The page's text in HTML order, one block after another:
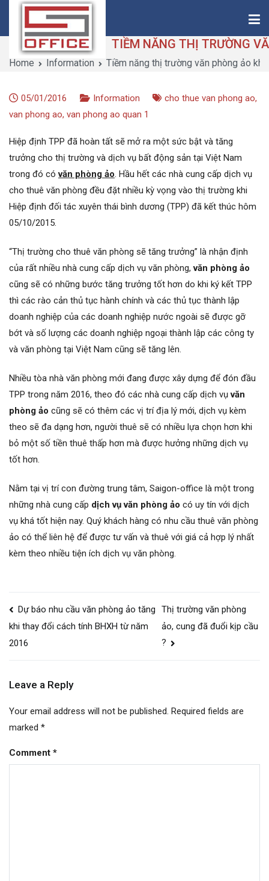
content
Saigon-Office
Saving Is Solution
Home Information Tiềm năng thị trường văn phòng ảo khi
05/01/2016 Information cho thue van phong ao,
van phong ao, van phong ao quan 1
Hiệp định TPP đã hoàn tất sẽ mở ra một sức bật và tăng
trưởng cho thị trường và dịch vụ bất động sản tại Việt Nam
trong đó cóvăn phòng ảo. Hầu hết các nhà cung cấp dịch vụ
cho thuê văn phòng đều đặt nhiều kỳ vọng vào thị trường khi
Hiệp định đối tác xuyên thái bình dương (TPP) đã kết thúc hôm
05/10/2015.
“Thị trường cho thuê văn phòng sẽ tăng trưởng” là nhận định
của rất nhiều nhà cung cấp dịch vụ văn phòng,văn phòng ảo
cũng sẽ có những bước tăng trưởng tốt hơn do khi ký kết TPP
thì các rào cản thủ tục hành chính và các thủ tục thành lập
doanh nghiệp của các doanh nghiệp nước ngoài sẽ được gỡ
bớt và số lượng các doanh nghiệp ngoại thành lập các công ty
và văn phòng tại Việt Nam cũng sẽ tăng lên.
Nhiều tòa nhà văn phòng mới đang được xây dựng để đón đầu
TPP trong năm 2016, theo đó các nhà cung cấp dịch vụvăn
phòng ảo cũng sẽ có thêm các vị trí địa lý mới, dịch vụ kèm
theo sẽ đa dạng hơn, người thuê sẽ có nhiều lựa chọn hơn khi
bỏ một số tiền thuê thấp hơn mà được hưởng những dịch vụ
tốt hơn.
Nằm tại vị trí con đường trung tâm, Saigon-office là một trong
những nhà cung cấp dịch vụ văn phòng ảo có uy tín với dịch
vụ khá tốt hiện nay. Quý khách hàng có nhu cầu thuê văn phòng
ảo có thể liên hệ để được tư vấn và thuê với giá cả hợp lý nhất
kèm theo nhiều tiện ích dịch vụ văn phòng.
Post
navigation
Dự báo nhu cầu văn phòng ảo tăng
khi thay đổi cách tính BHXH từ năm
2016
Thị trường văn phòng
ảo, cung đã đuổi kịp cầu
?
Leave a Reply
Your email address will not be published. Required fields are
marked *
Comment *